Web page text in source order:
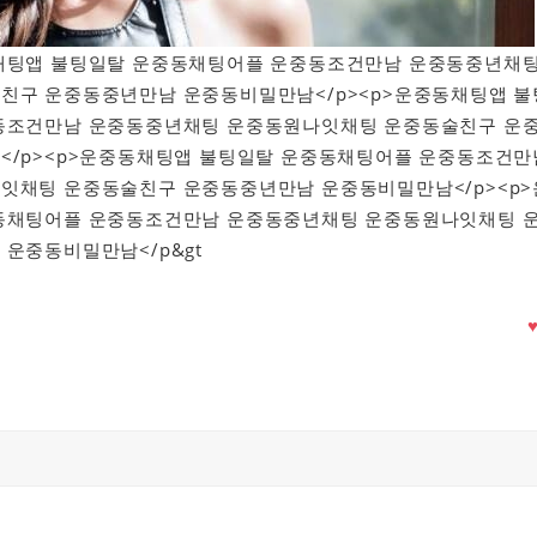
앱 불팅일탈 운중동채팅어플 운중동조건만남 운중동중년채
구 운중동중년만남 운중동비밀만남</p><p>운중동채팅앱 불
건만남 운중동중년채팅 운중동원나잇채팅 운중동술친구 운
p><p>운중동채팅앱 불팅일탈 운중동채팅어플 운중동조건만
채팅 운중동술친구 운중동중년만남 운중동비밀만남</p><p>
팅어플 운중동조건만남 운중동중년채팅 운중동원나잇채팅
운중동비밀만남</p&gt